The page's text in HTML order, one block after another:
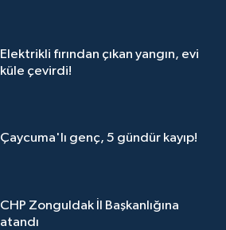
Elektrikli fırından çıkan yangın, evi
küle çevirdi!
Çaycuma'lı genç, 5 gündür kayıp!
CHP Zonguldak İl Başkanlığına
atandı